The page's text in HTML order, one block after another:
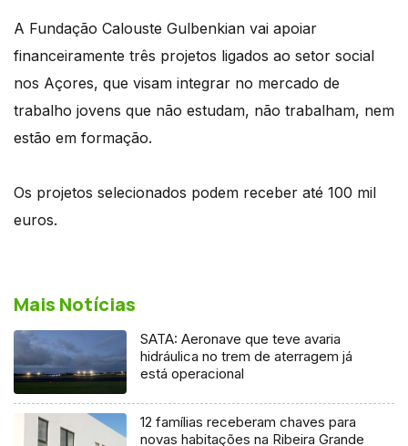
A Fundação Calouste Gulbenkian vai apoiar
financeiramente três projetos ligados ao setor social
nos Açores, que visam integrar no mercado de
trabalho jovens que não estudam, não trabalham, nem
estão em formação.
Os projetos selecionados podem receber até 100 mil
euros.
Mais Notícias
SATA: Aeronave que teve avaria
hidráulica no trem de aterragem já
está operacional
12 famílias receberam chaves para
novas habitações na Ribeira Grande